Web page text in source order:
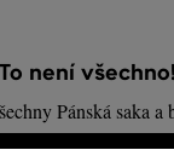
To není všechno!
Pánská saka a